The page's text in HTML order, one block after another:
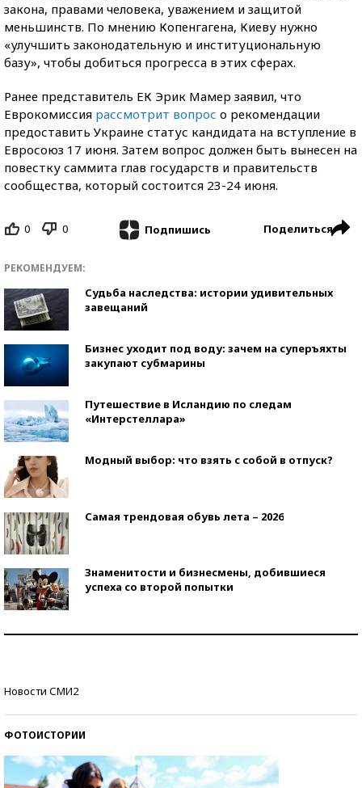
закона, правами человека, уважением и защитой
меньшинств. По мнению Копенгагена, Киеву нужно
«улучшить законодательную и институциональную
базу», чтобы добиться прогресса в этих сферах.
Ранее представитель ЕК Эрик Мамер заявил, что
Еврокомиссия рассмотрит вопрос о рекомендации
предоставить Украине статус кандидата на вступление в
Евросоюз 17 июня. Затем вопрос должен быть вынесен на
повестку саммита глав государств и правительств
сообщества, который состоится 23-24 июня.
0 0 Подпишись Поделиться
РЕКОМЕНДУЕМ:
Судьба наследства: истории удивительных
завещаний
Бизнес уходит под воду: зачем на суперъяхты
закупают субмарины
Путешествие в Исландию по следам
«Интерстеллара»
Модный выбор: что взять с собой в отпуск?
Самая трендовая обувь лета – 2026
Знаменитости и бизнесмены, добившиеся
успеха со второй попытки
Новости СМИ2
ФОТОИСТОРИИ